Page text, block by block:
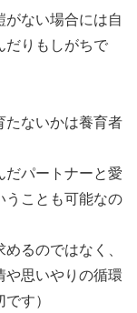
がない場合には自
だりもしがちで
たないかは養育者
だパートナーと愛
うことも可能なの
るのではなく、
や思いやりの循環
す）